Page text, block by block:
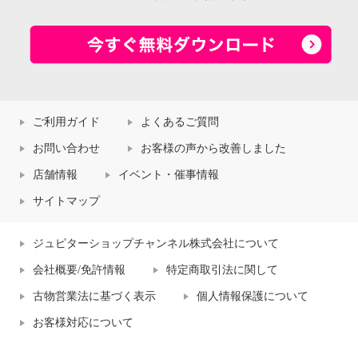
ご利用ガイド よくあるご質問
お問い合わせ お客様の声から改善しました
店舗情報 イベント・催事情報
サイトマップ
ジュピターショップチャンネル株式会社について
会社概要/免許情報 特定商取引法に関して
古物営業法に基づく表示 個人情報保護について
お客様対応について